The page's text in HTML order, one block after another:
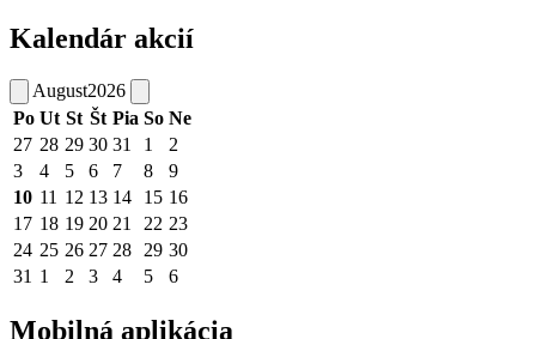
Kalendár akcií
August2026
Po Ut St Št Pia So Ne
27 28 29 30 31 1
2
3
4 5 6 7 8
9
10 11 12 13 14 15 16
17 18 19 20 21 22 23
24 25 26 27 28 29 30
31 1 2 3 4 5 6
Mobilná aplikácia